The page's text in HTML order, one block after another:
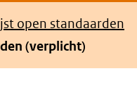
open standaarden
(verplicht)